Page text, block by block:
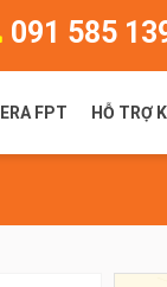
091 585
FPT HỖ TRỢ